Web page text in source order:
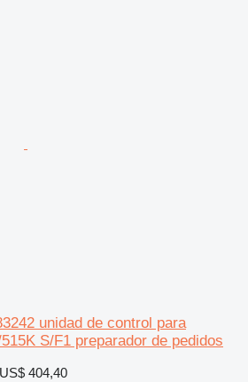
unidad de control para
S/F1 preparador de pedidos
404,40